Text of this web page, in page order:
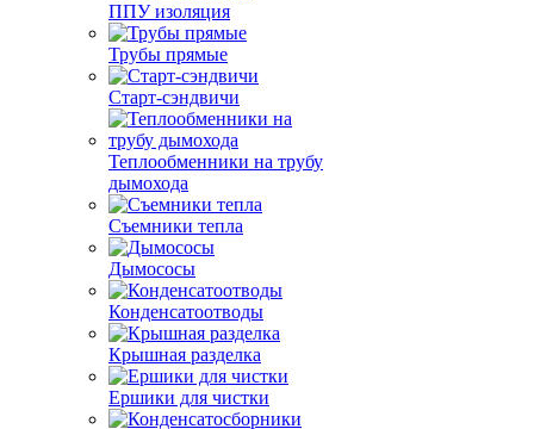
ППУ изоляция
Трубы прямые
Старт-сэндвичи
Теплообменники на трубу
дымохода
Съемники тепла
Дымососы
Конденсатоотводы
Крышная разделка
Ершики для чистки